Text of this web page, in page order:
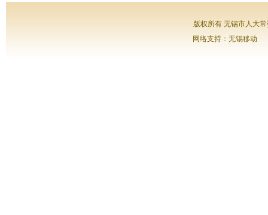
版权所有 无锡市人大
网络支持：无锡移动